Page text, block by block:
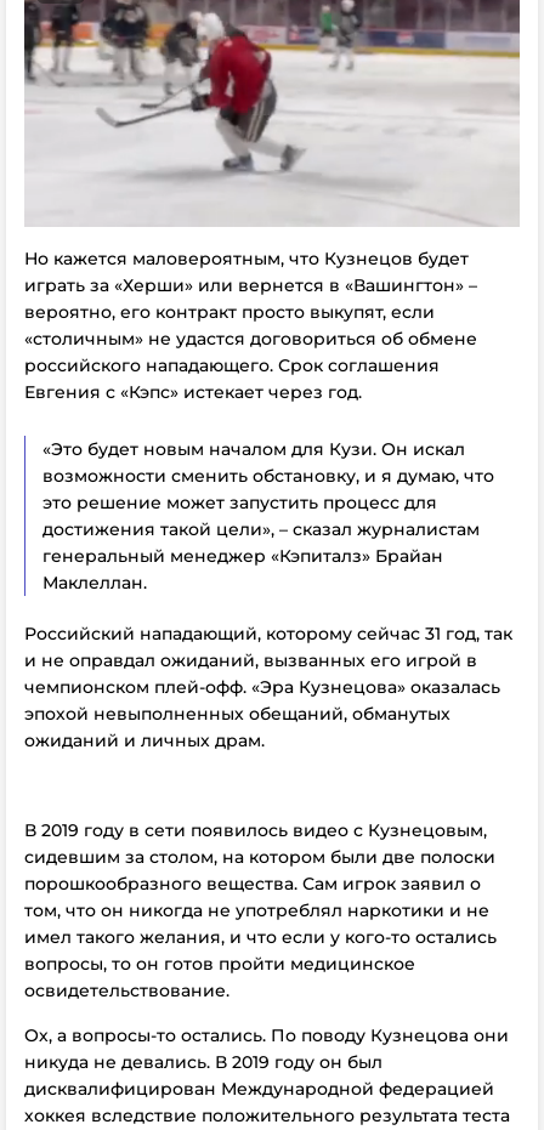
Но кажется маловероятным, что Кузнецов будет
играть за «Херши» или вернется в «Вашингтон» –
вероятно, его контракт просто выкупят, если
«столичным» не удастся договориться об обмене
российского нападающего. Срок соглашения
Евгения с «Кэпс» истекает через год.
«Это будет новым началом для Кузи. Он искал
возможности сменить обстановку, и я думаю, что
это решение может запустить процесс для
достижения такой цели», – сказал журналистам
генеральный менеджер «Кэпиталз» Брайан
Маклеллан.
Российский нападающий, которому сейчас 31 год, так
и не оправдал ожиданий, вызванных его игрой в
чемпионском плей-офф. «Эра Кузнецова» оказалась
эпохой невыполненных обещаний, обманутых
ожиданий и личных драм.
В 2019 году в сети появилось видео с Кузнецовым,
сидевшим за столом, на котором были две полоски
порошкообразного вещества. Сам игрок заявил о
том, что он никогда не употреблял наркотики и не
имел такого желания, и что если у кого-то остались
вопросы, то он готов пройти медицинское
освидетельствование.
Ох, а вопросы-то остались. По поводу Кузнецова они
никуда не девались. В 2019 году он был
дисквалифицирован Международной федерацией
хоккея вследствие положительного результата теста